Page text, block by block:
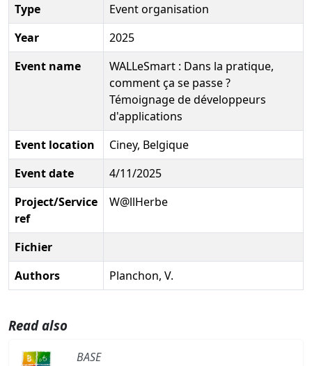
Type
Event organisation
Year
2025
Event name
WALLeSmart : Dans la pratique,
comment ça se passe ?
Témoignage de développeurs
d'applications
Event location
Ciney, Belgique
Event date
4/11/2025
Project/Service
ref
W@llHerbe
Fichier
Authors
Planchon, V.
Read also
BASE